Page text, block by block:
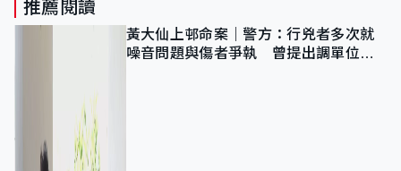
推薦閱讀
黃大仙上邨命案｜警方：行兇者多次就
噪音問題與傷者爭執 曾提出調單位已